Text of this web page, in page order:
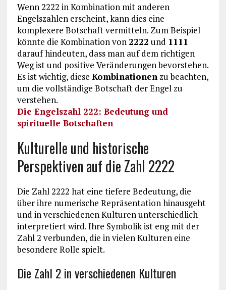
Wenn 2222 in Kombination mit anderen
Engelszahlen erscheint, kann dies eine
komplexere Botschaft vermitteln. Zum Beispiel
könnte die Kombination von 2222 und 1111
darauf hindeuten, dass man auf dem richtigen
Weg ist und positive Veränderungen bevorstehen.
Es ist wichtig, diese Kombinationen zu beachten,
um die vollständige Botschaft der Engel zu
verstehen.
Die Engelszahl 222: Bedeutung und
spirituelle Botschaften
Kulturelle und historische
Perspektiven auf die Zahl 2222
Die Zahl 2222 hat eine tiefere Bedeutung, die
über ihre numerische Repräsentation hinausgeht
und in verschiedenen Kulturen unterschiedlich
interpretiert wird. Ihre Symbolik ist eng mit der
Zahl 2 verbunden, die in vielen Kulturen eine
besondere Rolle spielt.
Die Zahl 2 in verschiedenen Kulturen